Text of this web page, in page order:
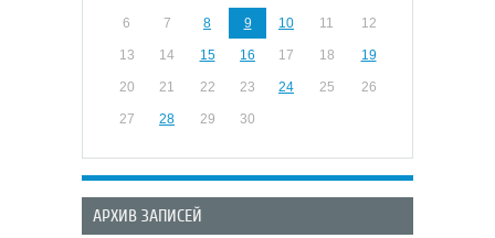
6 7 8 9 10 11 12
13 14 15 16 17 18 19
20 21 22 23 24 25 26
27 28 29 30
АРХИВ ЗАПИСЕЙ